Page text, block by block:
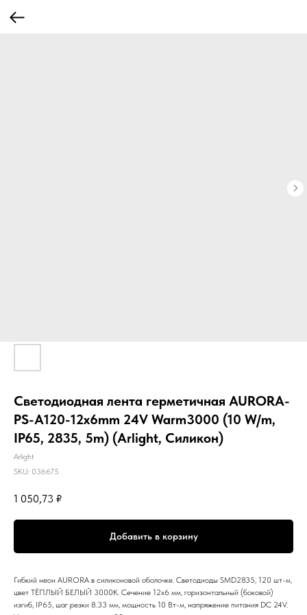
Светодиодная лента герметичная AURORA-
PS-A120-12x6mm 24V Warm3000 (10 W/m,
IP65, 2835, 5m) (Arlight, Силикон)
Arlight
SKU: 036675
1 050,73 ₽
Добавить в корзину
Гибкий неон AURORA в силиконовой оболочке. Светодиоды SMD2835, 120 шт-м,
цвет ТЁПЛЫЙ БЕЛЫЙ 3000К. Сечение 12х6 мм, горизонтальный (боковой)
изгиб, IP65, шаг резки 8.33 мм, мощность 10 Вт-м, напряжение питания DC 24V.